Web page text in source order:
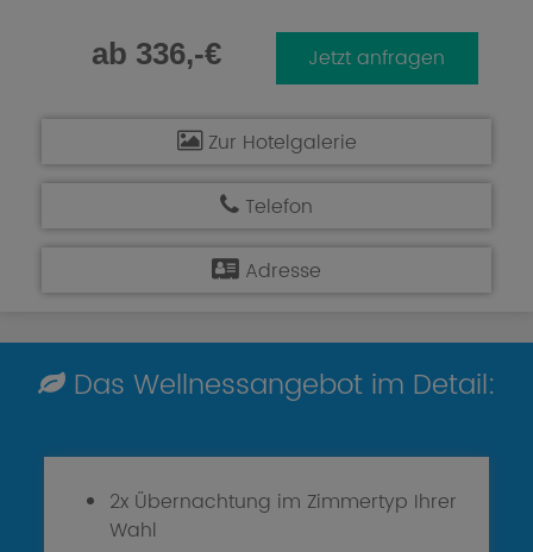
ab 336,-€ Jetzt anfragen
Zur Hotelgalerie
Telefon
Adresse
Das Wellnessangebot im Detail:
2x Übernachtung im Zimmertyp Ihrer
Wahl